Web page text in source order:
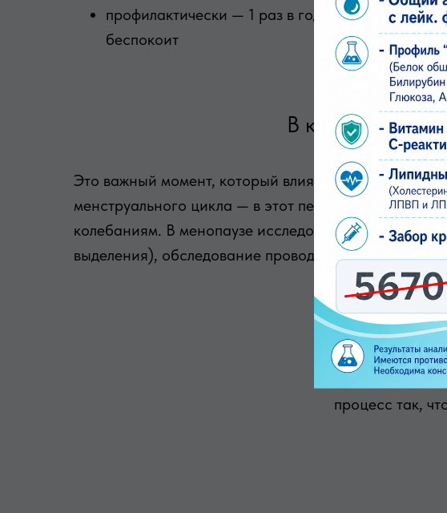
профилактически — 1 раз в год, даже если
беспокоит
В какие дни
Это важный момент, который влияет на
менструального цикла — в этот период
колебаниям. В менопаузе исследование можно
выделения), обследование проводят вне
Почему
Для такой
отношение.
процесс так,